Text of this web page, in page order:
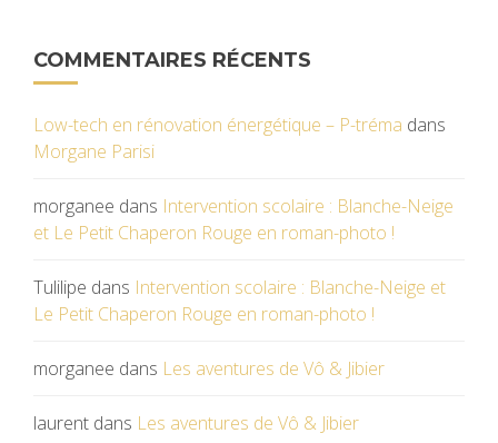
COMMENTAIRES RÉCENTS
Low-tech en rénovation énergétique – P-tréma dans
Morgane Parisi
morganee dans Intervention scolaire : Blanche-Neige
et Le Petit Chaperon Rouge en roman-photo !
Tulilipe dans Intervention scolaire : Blanche-Neige et
Le Petit Chaperon Rouge en roman-photo !
morganee dans Les aventures de Vô & Jibier
laurent dans Les aventures de Vô & Jibier